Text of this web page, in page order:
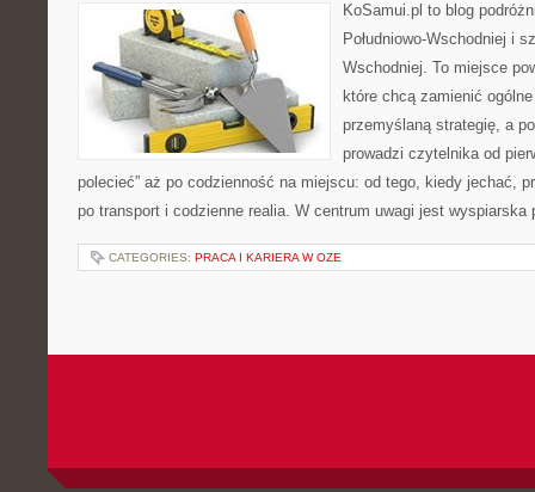
KoSamui.pl to blog
Południowo-Wschodniej i
Wschodniej. To miejsce
które chcą zamienić
przemyślaną strategię, a
prowadzi czytelnika od
polecieć” aż po codzienność na miejscu: od tego, kiedy jechać,
po transport i codzienne realia. W centrum uwagi jest wyspiarska
CATEGORIES: PRACA I KARIERA W OZE